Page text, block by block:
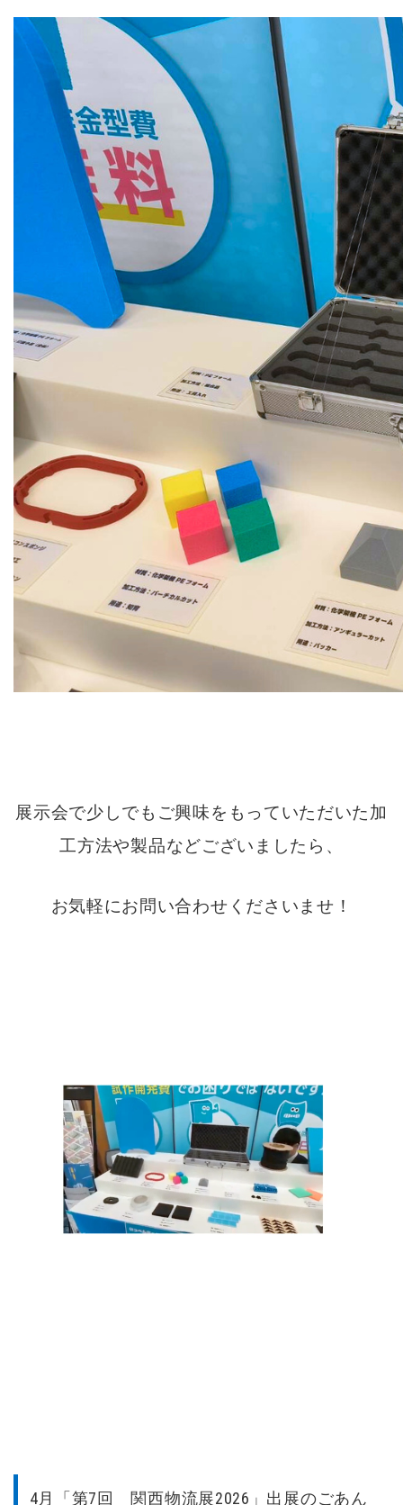
展示会で少しでもご興味をもっていただいた加
工方法や製品などございましたら、
お気軽にお問い合わせくださいませ！
4月「第7回 関西物流展2026」出展のごあん